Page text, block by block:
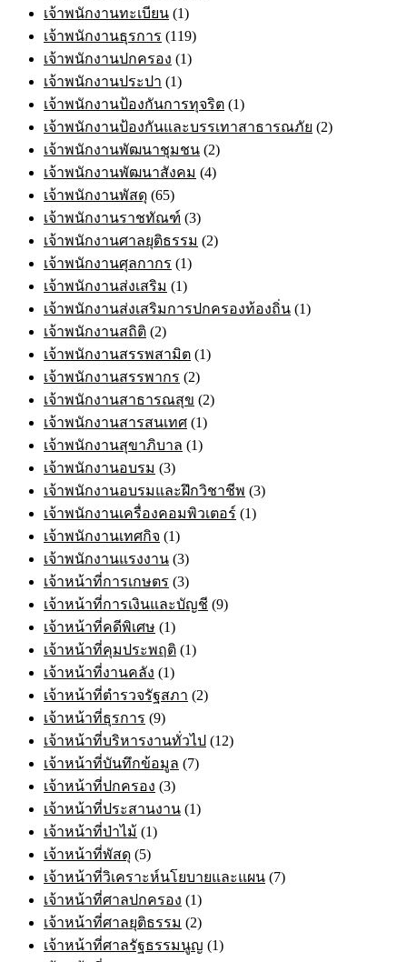
เจ้าพนักงานทะเบียน (1)
เจ้าพนักงานธุรการ (119)
เจ้าพนักงานปกครอง (1)
เจ้าพนักงานประปา (1)
เจ้าพนักงานป้องกันการทุจริต (1)
เจ้าพนักงานป้องกันและบรรเทาสาธารณภัย (2)
เจ้าพนักงานพัฒนาชุมชน (2)
เจ้าพนักงานพัฒนาสังคม (4)
เจ้าพนักงานพัสดุ (65)
เจ้าพนักงานราชทัณฑ์ (3)
เจ้าพนักงานศาลยุติธรรม (2)
เจ้าพนักงานศุลกากร (1)
เจ้าพนักงานส่งเสริม (1)
เจ้าพนักงานส่งเสริมการปกครองท้องถิ่น (1)
เจ้าพนักงานสถิติ (2)
เจ้าพนักงานสรรพสามิต (1)
เจ้าพนักงานสรรพากร (2)
เจ้าพนักงานสาธารณสุข (2)
เจ้าพนักงานสารสนเทศ (1)
เจ้าพนักงานสุขาภิบาล (1)
เจ้าพนักงานอบรม (3)
เจ้าพนักงานอบรมและฝึกวิชาชีพ (3)
เจ้าพนักงานเครื่องคอมพิวเตอร์ (1)
เจ้าพนักงานเทศกิจ (1)
เจ้าพนักงานแรงงาน (3)
เจ้าหน้าที่การเกษตร (3)
เจ้าหน้าที่การเงินและบัญชี (9)
เจ้าหน้าที่คดีพิเศษ (1)
เจ้าหน้าที่คุมประพฤติ (1)
เจ้าหน้าที่งานคลัง (1)
เจ้าหน้าที่ตำรวจรัฐสภา (2)
เจ้าหน้าที่ธุรการ (9)
เจ้าหน้าที่บริหารงานทั่วไป (12)
เจ้าหน้าที่บันทึกข้อมูล (7)
เจ้าหน้าที่ปกครอง (3)
เจ้าหน้าที่ประสานงาน (1)
เจ้าหน้าที่ป่าไม้ (1)
เจ้าหน้าที่พัสดุ (5)
เจ้าหน้าที่วิเคราะห์นโยบายและแผน (7)
เจ้าหน้าที่ศาลปกครอง (1)
เจ้าหน้าที่ศาลยุติธรรม (2)
เจ้าหน้าที่ศาลรัฐธรรมนูญ (1)